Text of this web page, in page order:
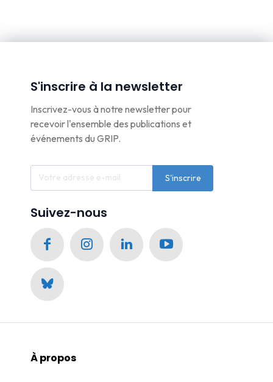
S'inscrire à la newsletter
Inscrivez-vous à notre newsletter pour
recevoir l'ensemble des publications et
événements du GRIP.
S'inscrire
Suivez-nous
À propos